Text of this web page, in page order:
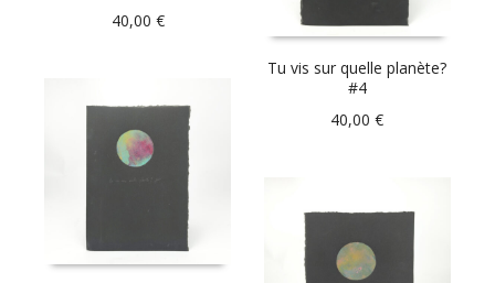
40,00 €
Tu vis sur quelle planète?
#4
40,00€